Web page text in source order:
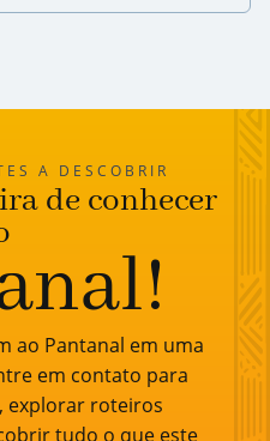
A DESCOBRIR
de conhecer
ao Pantanal em uma
em contato para
explorar roteiros
tudo o que este